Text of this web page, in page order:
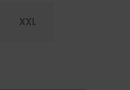
XXL